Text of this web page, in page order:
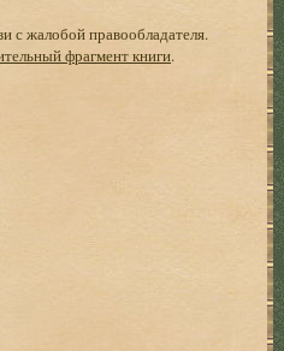
с жалобой правообладателя.
фрагмент книги.